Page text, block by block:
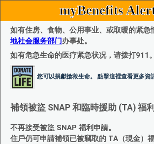
myBenefits
如有住房、食物、公用事业、或取暖的紧急
地社会服务部门办事处。
如有危急生命的医疗紧急状况，请拨打911。
您可以捐獻搶救生命。 點擊這裡查看更多資
補領被盜 SNAP 和臨時援助 (TA) 福
不再接受被盜 SNAP 福利申請。
住戶仍可申請補領已被竊取的 TA（現金）福